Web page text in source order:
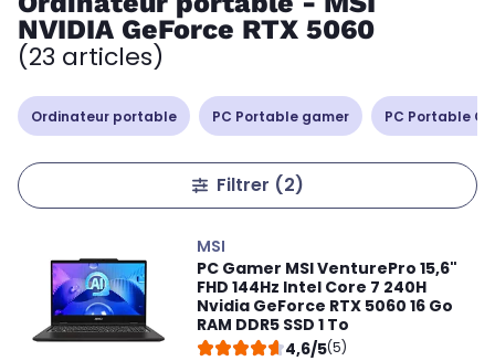
NVIDIA GeForce RTX 5060
(23 articles)
Ordinateur portable PC Portable gamer PC Portable
Filtrer (2)
MSI
PC Gamer MSI VenturePro 15,6"
FHD 144Hz Intel Core 7 240H
Nvidia GeForce RTX 5060 16 Go
RAM DDR5 SSD 1 To
4,6/5(5)